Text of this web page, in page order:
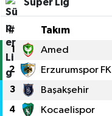
# Takım
1 Amed
2 Erzurumspor FK
3 Başakşehir
4 Kocaelispor